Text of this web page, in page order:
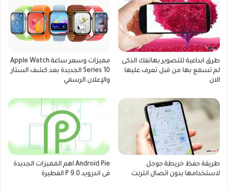
طرق ابداعية للتصوير بهاتفك الذكى
لم تسمع بها من قبل تعرف عليها
الان
مميزات وسعر ساعة Apple Watch
Series 10 الجديدة بعد كشف الستار
والإعلان الرسمي
طريقة حفظ خريطة جوجل
لاستخدامها بدون اتصال انترنت
Android Pie اهم المميزات الجديدة
فى اندرويد P 9.0 الفطيرة